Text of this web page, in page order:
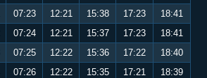
07:23 12:21 15:38 17:23
18:41
07:24 12:21 15:37 17:23
18:41
07:25 12:22 15:36 17:22
18:40
07:26 12:22 15:35 17:21
18:39